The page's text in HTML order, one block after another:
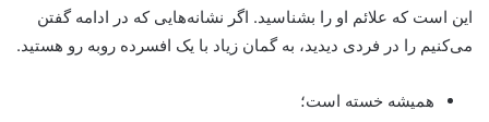
این است که علائم او را بشناسید. اگر نشانه‌هایی که در ادامه گفتن
می‌کنیم را در فردی دیدید، به گمان زیاد با یک افسرده روبه رو هستید.
همیشه خسته‌ است؛